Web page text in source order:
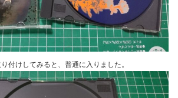
付けしてみると、普通に入りました。